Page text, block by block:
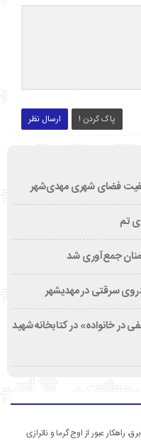
ارسال نظر پاک کردن !
فضای شهری مهدی‌شهر
تم
در خانواده» در کتابخانه شهید
برق، راهکار عبور از اوج گرما و ناترازی